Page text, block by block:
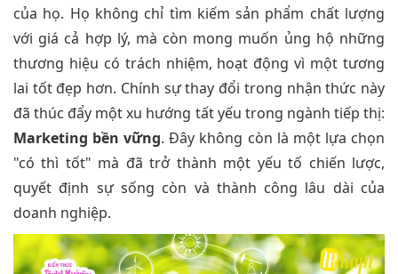
của họ. Họ không chỉ tìm kiếm sản phẩm chất lượng
với giá cả hợp lý, mà còn mong muốn ủng hộ những
thương hiệu có trách nhiệm, hoạt động vì một tương
lai tốt đẹp hơn. Chính sự thay đổi trong nhận thức này
đã thúc đẩy một xu hướng tất yếu trong ngành tiếp thị:
Marketing bền vững. Đây không còn là một lựa chọn
"có thì tốt" mà đã trở thành một yếu tố chiến lược,
quyết định sự sống còn và thành công lâu dài của
doanh nghiệp.